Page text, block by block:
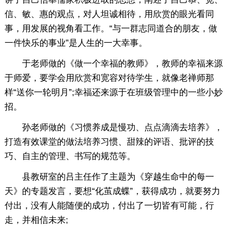
信、敏、惠的观点，对人坦诚相待，用欣赏的眼光看同
事，用发展的视角看工作。“与一群志同道合的朋友，做
一件快乐的事业”是人生的一大幸事。
于老师做的《做一个幸福的教师》，教师的幸福来源
于师爱，要学会用欣赏和宽容对待学生，就像老禅师那
样“送你一轮明月”;幸福还来源于在班级管理中的一些小妙
招。
孙老师做的《习惯养成是慢功、点点滴滴去培养》，
打造有效课堂的做法培养习惯、甜辣的评语、批评的技
巧、自主的管理、书写的规范等。
县教研室的吕主任作了主题为《穿越生命中的每一
天》的专题发言，要想“化茧成蝶”，获得成功，就要努力
付出，没有人能随便的成功，付出了一切皆有可能，行
走，并相信未来;